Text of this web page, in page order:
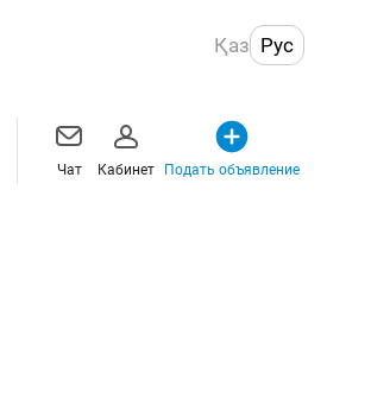
Қаз Рус
Чат Кабинет Подать объявление